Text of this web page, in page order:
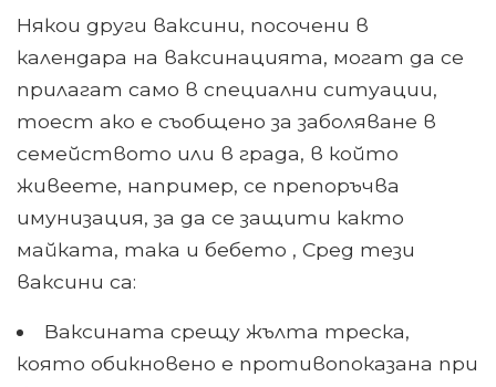
Някои други ваксини, посочени в
календара на ваксинацията, могат да се
прилагат само в специални ситуации,
тоест ако е съобщено за заболяване в
семейството или в града, в който
живеете, например, се препоръчва
имунизация, за да се защити както
майката, така и бебето , Сред тези
ваксини са:
Ваксината срещу жълта треска,
която обикновено е противопоказана при